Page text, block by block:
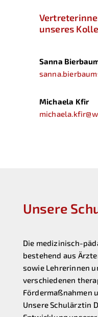
unseres
Sanna
Michaela Kfir
Unsere
Die medizinisch-
bestehend aus
sowie Lehrerinnen
verschiedenen
Fördermaßnahmen
Unsere Schulärztin